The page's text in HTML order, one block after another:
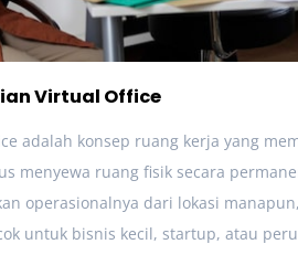
Virtual Office
adalah konsep ruang kerja yang
menyewa ruang fisik secara
operasionalnya dari lokasi
untuk bisnis kecil, startup, atau